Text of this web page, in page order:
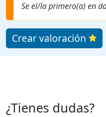
Se el/la primero(a) en
Crear valoración
¿Tienes dudas?